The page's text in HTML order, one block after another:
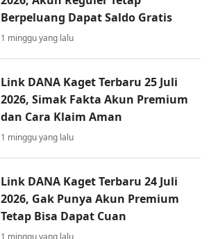
Berpeluang Dapat Saldo Gratis
1 minggu yang lalu
Link DANA Kaget Terbaru 25 Juli
2026, Simak Fakta Akun Premium
dan Cara Klaim Aman
1 minggu yang lalu
Link DANA Kaget Terbaru 24 Juli
2026, Gak Punya Akun Premium
Tetap Bisa Dapat Cuan